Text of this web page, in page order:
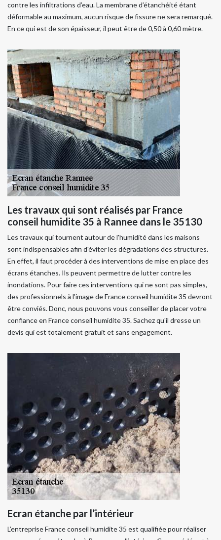
contre les infiltrations d’eau. La membrane d’étanchéité étant
déformable au maximum, aucun risque de fissure ne sera remarqué.
En ce qui est de son épaisseur, il peut être de 0,50 à 0,60 mètre.
Les travaux qui sont réalisés par France
conseil humidite 35 à Rannee dans le 35130
Les travaux qui tournent autour de l'humidité dans les maisons
sont indispensables afin d'éviter les dégradations des structures.
En effet, il faut procéder à des interventions de mise en place des
écrans étanches. Ils peuvent permettre de lutter contre les
inondations. Pour faire ces interventions qui ne sont pas simples,
des professionnels à l'image de France conseil humidite 35 devront
être conviés. Donc, nous pouvons vous conseiller de placer votre
confiance en France conseil humidite 35. Sachez qu'il dresse un
devis qui est totalement gratuit et sans engagement.
Ecran étanche par l’intérieur
L’entreprise France conseil humidite 35 est qualifiée pour réaliser